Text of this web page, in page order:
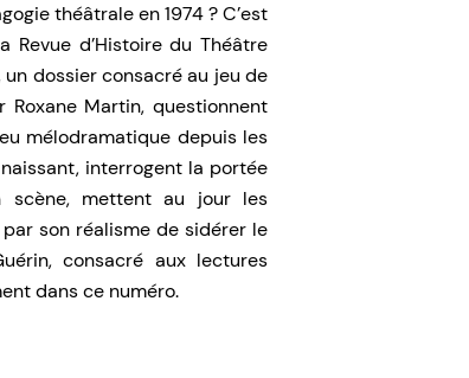
théâtrale en 1974 ? C’est
d’Histoire du Théâtre
un dossier consacré au jeu de
Roxane Martin, questionnent
mélodramatique depuis les
interrogent la portée
mettent au jour les
son réalisme de sidérer le
consacré aux lectures
dans ce numéro.